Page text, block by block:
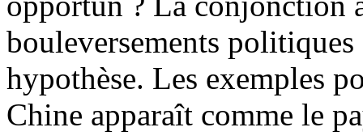
bouleversements
hypothèse. Les exemples
Chine apparaît comme le